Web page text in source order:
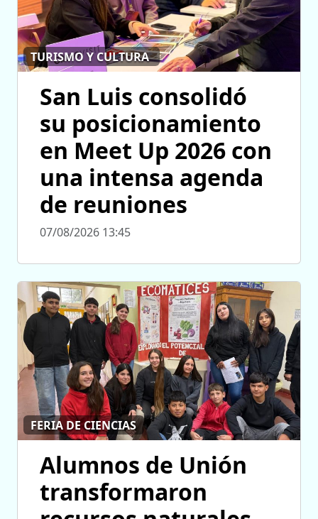
TURISMO Y CULTURA
San Luis consolidó
su posicionamiento
en Meet Up 2026 con
una intensa agenda
de reuniones
07/08/2026 13:45
FERIA DE CIENCIAS
Alumnos de Unión
transformaron